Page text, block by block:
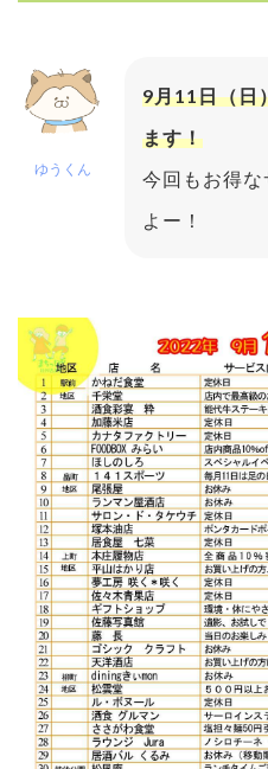
ゆうくん
9月11日（日
ます！
今回もお得
よー！